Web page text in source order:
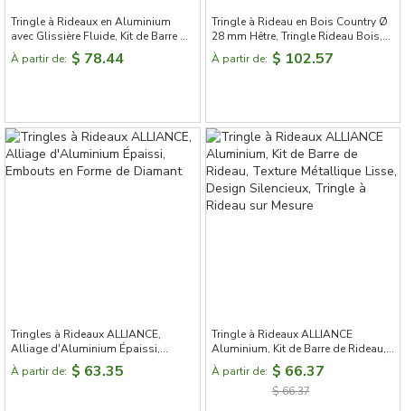
Tringle à Rideaux en Aluminium
avec Glissière Fluide, Kit de Barre de
Rideau, Tringle à Rideau sur Mesure
À partir de: $ 78.44
Tringle à Rideau en Bois Country Ø
28 mm Hêtre, Tringle Rideau Bois,
Kit de Tringle à Rideau, Tringle à
Rideau sur Mesure
À partir de: $ 102.57
Tringles à Rideaux ALLIANCE,
Alliage d'Aluminium Épaissi,
Embouts en Forme de Diamant
À partir de: $ 63.35
Tringle à Rideaux ALLIANCE
Aluminium, Kit de Barre de Rideau,
Texture Métallique Lisse, Design
Silencieux, Tringle à Rideau sur
À partir de: $ 66.37
$ 66.37